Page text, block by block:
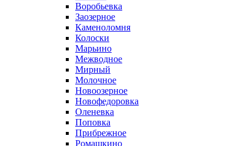
Воробьевка
Заозерное
Каменоломня
Колоски
Марьино
Межводное
Мирный
Молочное
Новоозерное
Новофедоровка
Оленевка
Поповка
Прибрежное
Ромашкино